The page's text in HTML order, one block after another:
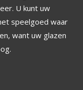
U kunt uw
speelgoed waar
want uw glazen